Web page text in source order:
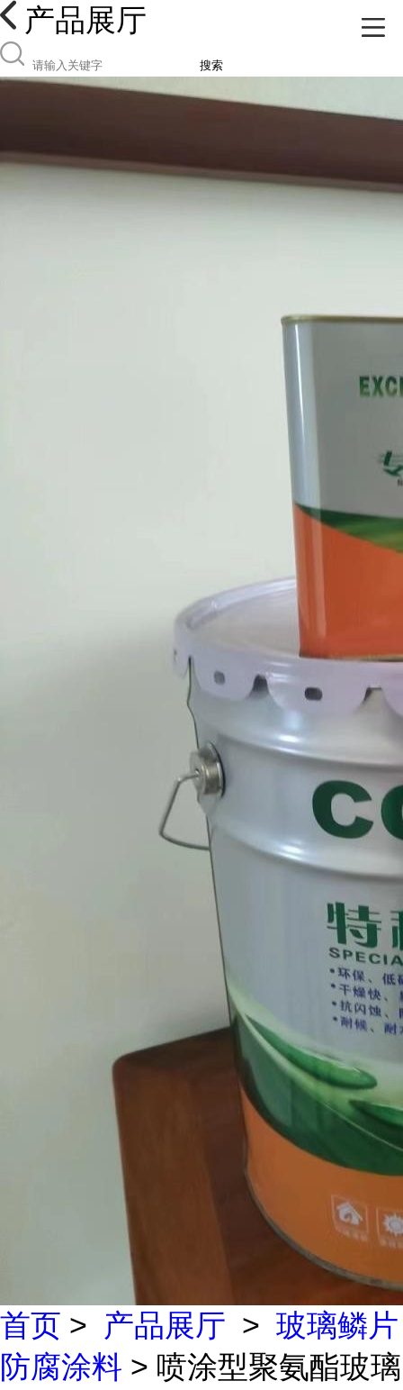
产品展厅
搜索
首页 > 产品展厅 > 玻璃鳞片
防腐涂料 > 喷涂型聚氨酯玻璃